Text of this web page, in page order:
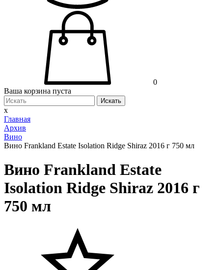
0
Ваша корзина пуста
Искать
x
Главная
Архив
Вино
Вино Frankland Estate Isolation Ridge Shiraz 2016 г 750 мл
Вино Frankland Estate
Isolation Ridge Shiraz 2016 г
750 мл